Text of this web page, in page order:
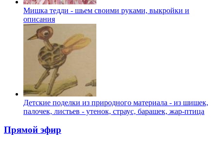
Мишка тедди - шьем своими руками, выкройки и
описания
Детские поделки из природного материала - из шишек,
палочек, листьев - утенок, страус, барашек, жар-птица
Прямой эфир